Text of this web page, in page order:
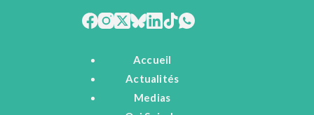
Accueil
Actualités
Medias